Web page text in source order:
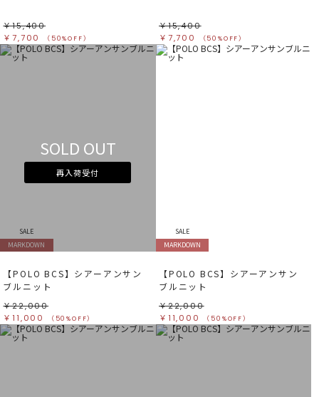
￥15,400
￥7,700
（50%OFF）
￥15,400
￥7,700
（50%OFF）
SOLD OUT
再入荷受付
SALE
MARKDOWN
【POLO BCS】シアーアンサン
ブルニット
￥22,000
￥11,000
（50%OFF）
SALE
MARKDOWN
【POLO BCS】シアーアンサン
ブルニット
￥22,000
￥11,000
（50%OFF）